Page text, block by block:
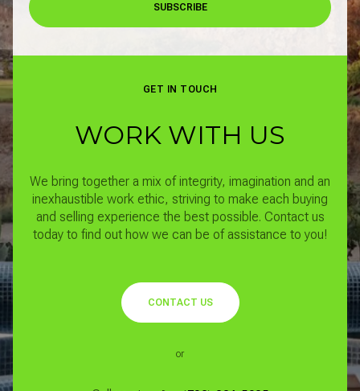
SUBSCRIBE
GET IN TOUCH
WORK WITH US
We bring together a mix of integrity, imagination and an
inexhaustible work ethic, striving to make each buying
and selling experience the best possible. Contact us
today to find out how we can be of assistance to you!
CONTACT US
or